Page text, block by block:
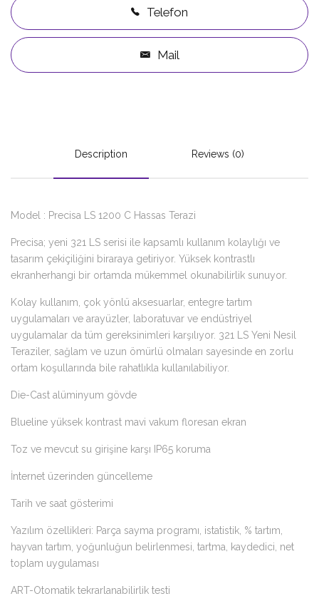
Telefon
Mail
Description Reviews (0)
Model : Precisa LS 1200 C Hassas Terazi
Precisa; yeni 321 LS serisi ile kapsamlı kullanım kolaylığı ve
tasarım çekiçiliğini biraraya getiriyor. Yüksek kontrastlı
ekranherhangi bir ortamda mükemmel okunabilirlik sunuyor.
Kolay kullanım, çok yönlü aksesuarlar, entegre tartım
uygulamaları ve arayüzler, laboratuvar ve endüstriyel
uygulamalar da tüm gereksinimleri karşılıyor. 321 LS Yeni Nesil
Teraziler, sağlam ve uzun ömürlü olmaları sayesinde en zorlu
ortam koşullarında bile rahatlıkla kullanılabiliyor.
Die-Cast alüminyum gövde
Blueline yüksek kontrast mavi vakum floresan ekran
Toz ve mevcut su girişine karşı IP65 koruma
İnternet üzerinden güncelleme
Tarih ve saat gösterimi
Yazılım özellikleri: Parça sayma programı, istatistik, % tartım,
hayvan tartım, yoğunluğun belirlenmesi, tartma, kaydedici, net
toplam uygulaması
ART-Otomatik tekrarlanabilirlik testi